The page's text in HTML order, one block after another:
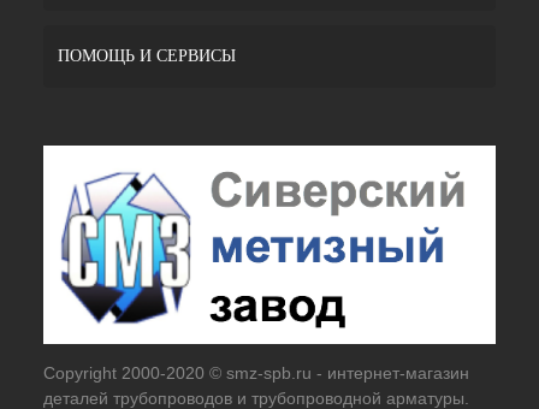
ПОМОЩЬ И СЕРВИСЫ
Copyright 2000-2020 © smz-spb.ru - интернет-магазин
деталей трубопроводов и трубопроводной арматуры.